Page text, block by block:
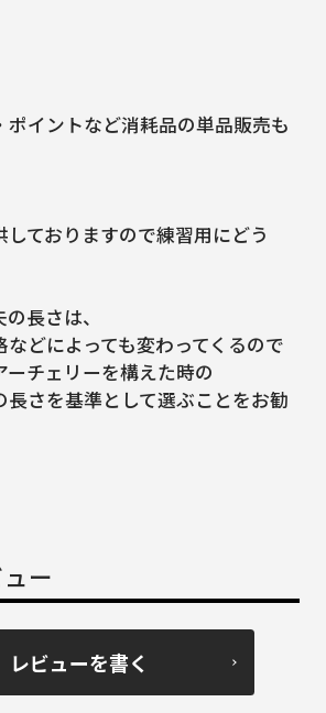
ポイントなど消耗品の単品販売も
ておりますので練習用にどう
長さは、
どによっても変わってくるので
ーチェリーを構えた時の
長さを基準として選ぶことをお勧
ー
レビューを書く